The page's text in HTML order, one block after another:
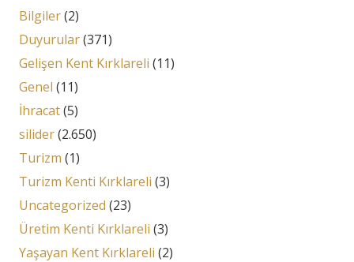
Bilgiler(2)
Duyurular(371)
Gelişen Kent Kırklareli (11)
Genel (11)
İhracat(5)
silider(2.650)
Turizm (1)
Turizm Kenti Kırklareli (3)
Uncategorized (23)
Üretim Kenti Kırklareli (3)
Yaşayan Kent Kırklareli (2)